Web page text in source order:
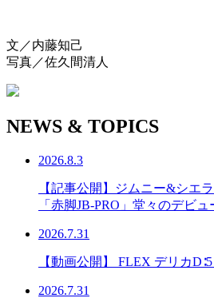
文／内藤知己
写真／佐久間清人
NEWS & TOPICS
2026.8.3
【記事公開】ジムニー&シエ
「赤脚JB-PRO」堂々のデビ
2026.7.31
【動画公開】 FLEX デリカ
2026.7.31